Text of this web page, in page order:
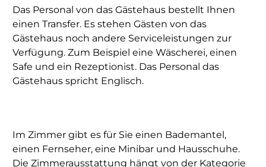
Das Personal von das Gästehaus bestellt Ihnen
einen Transfer. Es stehen Gästen von das
Gästehaus noch andere Serviceleistungen zur
Verfügung. Zum Beispiel eine Wäscherei, einen
Safe und ein Rezeptionist. Das Personal das
Gästehaus spricht Englisch.
Im Zimmer gibt es für Sie einen Bademantel,
einen Fernseher, eine Minibar und Hausschuhe.
Die Zimmerausstattung hängt von der Kategorie